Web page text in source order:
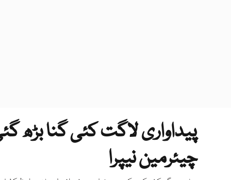
پیداواری لاگت کئی گنا
چیئرمین نیپرا